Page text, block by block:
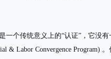
一个传统意义上的“认证”，它没有
& Labor Convergence Program) 。